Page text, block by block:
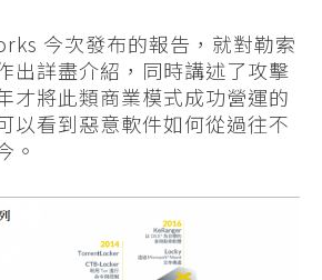
今次發布的報告，就對勒索
出詳盡介紹，同時講述了攻擊
才將此類商業模式成功營運的
以看到惡意軟件如何從過往不
。